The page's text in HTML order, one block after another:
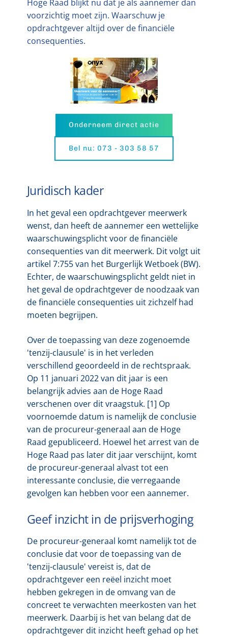
Hoge Raad blijkt nu dat je als aannemer dan
voorzichtig moet zijn. Waarschuw je
opdrachtgever altijd over de financiële
consequenties.
Onderneem direct actie
Bel nu: 073 - 303 58 57
Juridisch kader
In het geval een opdrachtgever meerwerk
wenst, dan heeft de aannemer een wettelijke
waarschuwingsplicht voor de financiële
consequenties van dit meerwerk. Dit volgt uit
artikel 7:755 van het Burgerlijk Wetboek (BW).
Echter, de waarschuwingsplicht geldt niet in
het geval de opdrachtgever de noodzaak van
de financiële consequenties uit zichzelf had
moeten begrijpen.
Over de toepassing van deze zogenoemde
'tenzij-clausule' is in het verleden
verschillend geoordeeld in de rechtspraak.
Op 11 januari 2022 van dit jaar is een
belangrijk advies aan de Hoge Raad
verschenen over dit vraagstuk. [1] Op
voornoemde datum is namelijk de conclusie
van de procureur-generaal aan de Hoge
Raad gepubliceerd. Hoewel het arrest van de
Hoge Raad pas later dit jaar verschijnt, komt
de procureur-generaal alvast tot een
interessante conclusie, die verregaande
gevolgen kan hebben voor een aannemer.
Geef inzicht in de prijsverhoging
De procureur-generaal komt namelijk tot de
conclusie dat voor de toepassing van de
'tenzij-clausule' vereist is, dat de
opdrachtgever een reëel inzicht moet
hebben gekregen in de omvang van de
concreet te verwachten meerkosten van het
meerwerk. Daarbij is het van belang dat de
opdrachtgever dit inzicht heeft gehad op het